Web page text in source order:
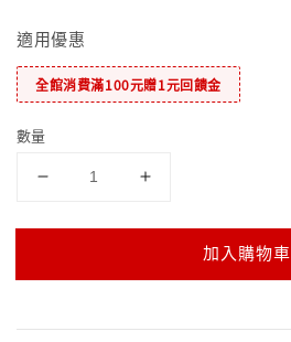
適用優惠
全館消費滿100元贈1元回饋金
數量
加入購物車